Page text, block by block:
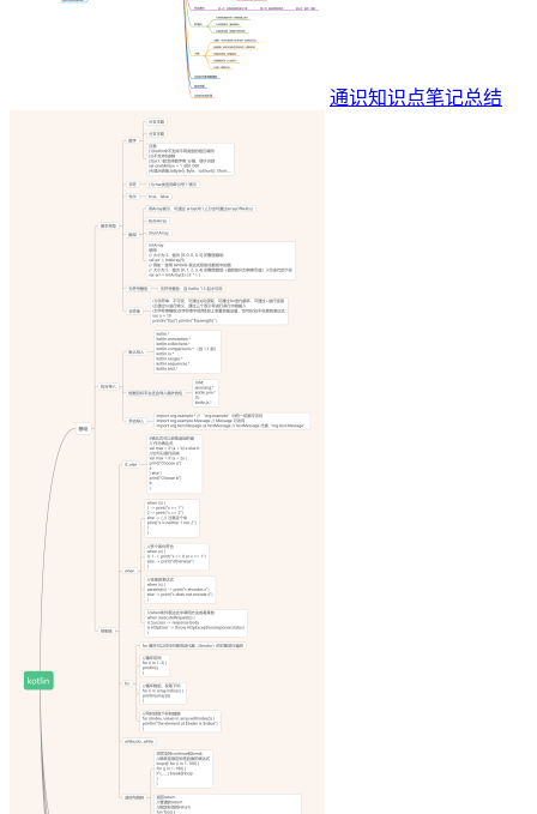
通识知识点笔记总结